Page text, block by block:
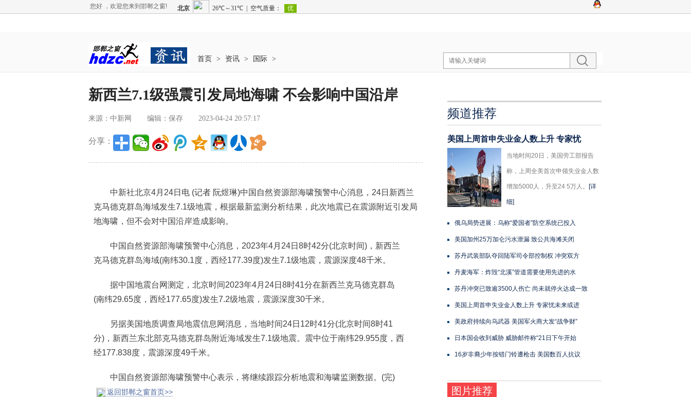
您好 ，欢迎您来到邯郸之窗!
首页 > 资讯 > 国际 >
新西兰7.1级强震引发局地海啸 不会影响中国沿岸
来源：中新网 编辑：保存 2023-04-24 20:57:17
分享：
中新社北京4月24日电 (记者 阮煜琳)中国自然资源部海啸预警中心消息，24日新西兰
克马德克群岛海域发生7.1级地震，根据最新监测分析结果，此次地震已在震源附近引发局
地海啸，但不会对中国沿岸造成影响。
中国自然资源部海啸预警中心消息，2023年4月24日8时42分(北京时间)，新西兰
克马德克群岛海域(南纬30.1度，西经177.39度)发生7.1级地震，震源深度48千米。
据中国地震台网测定，北京时间2023年4月24日8时41分在新西兰克马德克群岛
(南纬29.65度，西经177.65度)发生7.2级地震，震源深度30千米。
另据美国地质调查局地震信息网消息，当地时间24日12时41分(北京时间8时41
分)，新西兰东北部克马德克群岛附近海域发生7.1级地震。震中位于南纬29.955度，西
经177.838度，震源深度49千米。
中国自然资源部海啸预警中心表示，将继续跟踪分析地震和海啸监测数据。(完)
返回邯郸之窗首页>>
频道推荐
美国上周首申失业金人数上升 专家忧
当地时间20日，美国劳工部报告
称，上周全美首次申领失业金人数
增加5000人，升至24 5万人。 [详
细]
俄乌局势进展：乌称“爱国者”防空系统已投入
美国加州25万加仑污水泄漏 致公共海滩关闭
苏丹武装部队夺回陆军司令部控制权 冲突双方
丹麦海军：炸毁“北溪”管道需要使用先进的水
苏丹冲突已致逾3500人伤亡 尚未就停火达成一致
美国上周首申失业金人数上升 专家忧未来或进
美政府持续向乌武器 美国军火商大发“战争财”
日本国会收到威胁 威胁邮件称“21日下午开始
16岁非裔少年按错门铃遭枪击 美国数百人抗议
图片推荐